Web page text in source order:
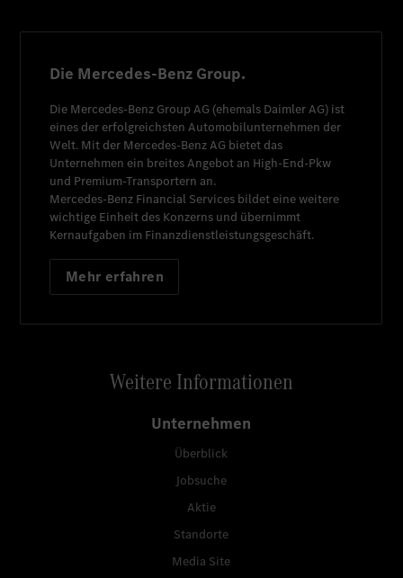
Die Mercedes-Benz Group.
Die Mercedes-Benz Group AG (ehemals Daimler AG) ist
eines der erfolgreichsten Automobilunternehmen der
Welt. Mit der Mercedes-Benz AG bietet das
Unternehmen ein breites Angebot an High-End-Pkw
und Premium-Transportern an.
Mercedes-Benz Financial Services bildet eine weitere
wichtige Einheit des Konzerns und übernimmt
Kernaufgaben im Finanzdienstleistungsgeschäft.
Mehr erfahren
Weitere Informationen
Unternehmen
Überblick
Jobsuche
Aktie
Standorte
Media Site